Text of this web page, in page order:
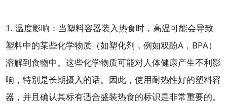
1. 温度影响：当塑料容器装入热食时，高温可能会导致
塑料中的某些化学物质（如塑化剂，例如双酚A，BPA）
溶解到食物中。这些化学物质可能对人体健康产生不利影
响，特别是长期摄入的话。因此，使用耐热性好的塑料容
器，并且确认其标有适合盛装热食的标识是非常重要的。